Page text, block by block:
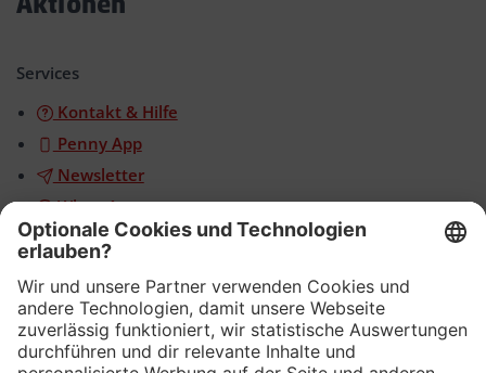
Services
Kontakt & Hilfe
Penny App
Newsletter
WhatsApp
App